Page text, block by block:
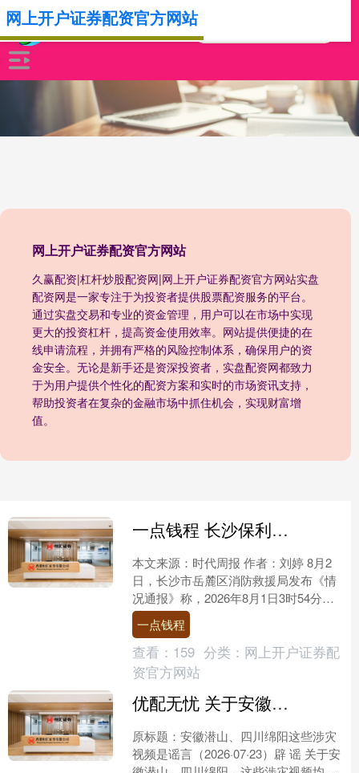
网上开户证券配资官方网站
久赢配资|杠杆炒股配资网|网上开户证券配资官方网站实盘
配资网是一家专注于为投资者提供股票配资服务的平台。
通过实盘交易和专业的资金管理，用户可以在市场中实现
更大的投资杠杆，提高资金使用效率。网站提供便捷的在
线申请流程，并拥有严格的风险控制体系，确保用户的资
金安全。无论是新手还是资深投资者，实盘配资网都致力
于为用户提供个性化的配资方案和实时的市场资讯支持，
帮助投资者在复杂的金融市场中抓住机会，实现财富增
值。
网上开户证券配资官方网站
一点钱程 长沙保利麓谷林语高层住宅火灾致4死2伤，开发商独家回应
本文来源：时代周报 作者：刘婷 8月2
日，长沙市岳麓区消防救援局发布《情
况通报》称，2026年8月1日3时54分，
长沙市岳麓区麓谷街道保利麓谷林语小
区一高层住宅....
一点钱程
查看： 159 分类： 网上开户证券配
资官方网站
优配无忧 关于安徽潜山、四川绵阳，这些涉灾视频均是谣言
原标题：安徽潜山、四川绵阳这些涉灾
视频是谣言（2026·07·23）辟 谣 关于安